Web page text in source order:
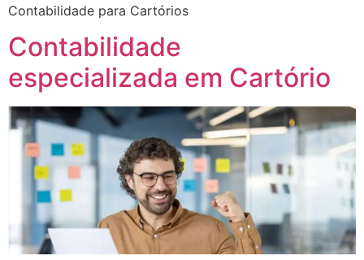
Contabilidade para Cartórios
Contabilidade
especializada em Cartório